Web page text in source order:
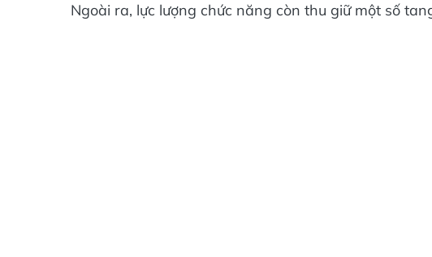
Ngoài ra, lực lượng chức năng còn thu giữ một số